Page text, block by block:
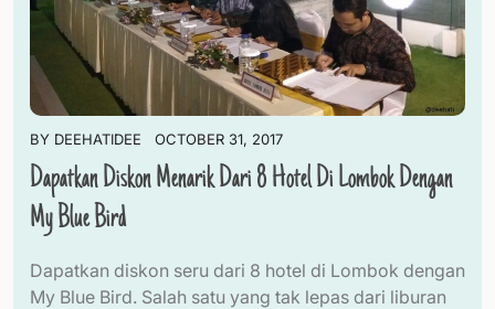
BY DEEHATIDEE OCTOBER 31, 2017
Dapatkan Diskon Menarik Dari 8 Hotel Di Lombok Dengan
My Blue Bird
Dapatkan diskon seru dari 8 hotel di Lombok dengan
My Blue Bird. Salah satu yang tak lepas dari liburan